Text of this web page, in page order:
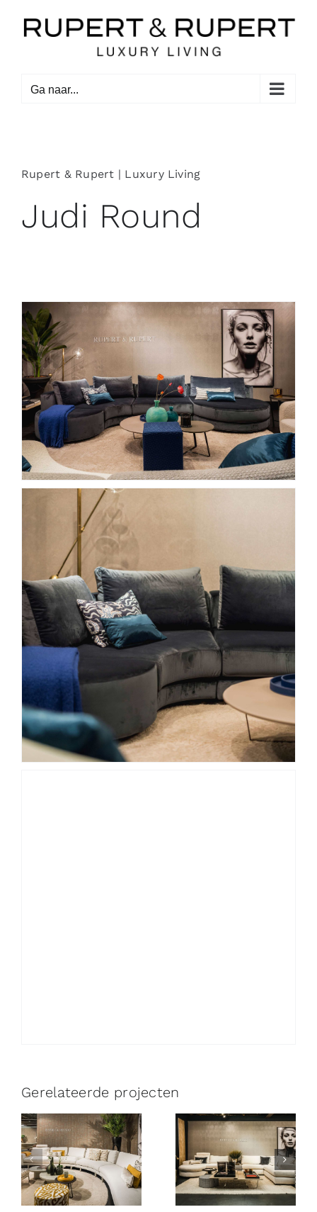
Ga naar...
Rupert & Rupert | Luxury Living
Judi Round
Gerelateerde projecten